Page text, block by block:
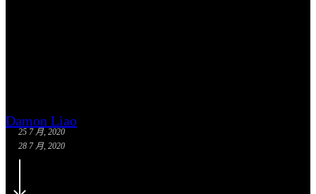
Damon Liao
25 7 月, 2020
28 7 月, 2020